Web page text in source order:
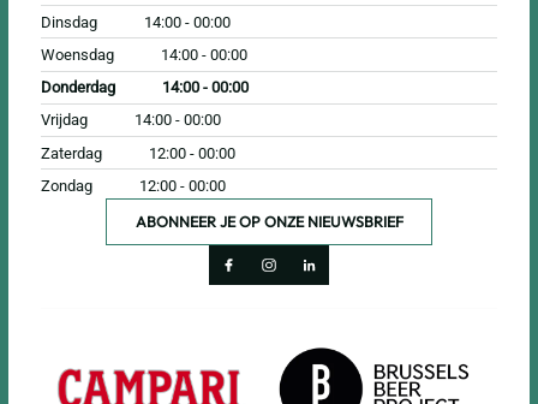
Dinsdag
14:00 - 00:00
Woensdag
14:00 - 00:00
Donderdag
14:00 - 00:00
Vrijdag
14:00 - 00:00
Zaterdag
12:00 - 00:00
Zondag
12:00 - 00:00
ABONNEER JE OP ONZE NIEUWSBRIEF